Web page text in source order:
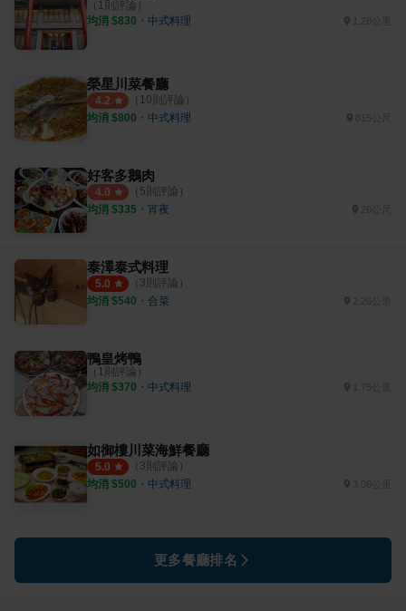
（ 1 則評論）
均消 $830 ・ 中式料理
榮星川菜餐廳
4.2 （ 10則評論）
均消 $800 ・ 中式料理 815公尺
好客多鵝肉
4.0 （ 5則評論）
均消 $335 ・ 宵夜
泰澤泰式料理
5.0 （ 3則評論）
均消 $540 ・ 合菜
鴨皇烤鴨
（ 1 則評論）
均消 $370 ・ 中式料理 1.75公里
如御樓川菜海鮮餐廳
5.0 （ 3則評論）
均消 $500 ・ 中式料理
更多餐廳排名